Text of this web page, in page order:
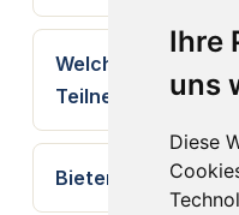
Ihre
uns
Diese
Welches
Teilnehmenden?
Bieten Sie auch